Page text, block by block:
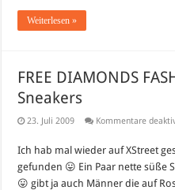
Weiterlesen »
FREE DIAMONDS
Sneakers
23. Juli 2009 Kommentare
Ich hab mal wieder auf XStreet
gefunden 😛 Ein Paar nette süße
😛 gibt ja auch Männer die auf